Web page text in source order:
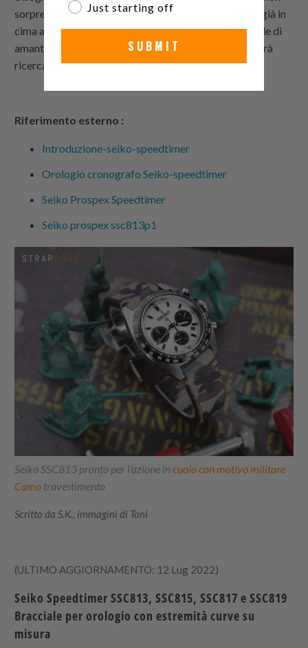
sorprende che questo nuovo Prospex Speedtimer sia già in
cima alla lista dei desideri per un numero considerevole di
amanti di Seiko. Possiamo solo immaginare quanto sarà
ricercato negli anni a venire.
Riferimento esterno :
Introduzione-seiko-speedtimer
Orologio cronografo Seiko-speedtimer
Seiko Prospex Speedtimer
Seiko prospex ssc813p1
Seiko SSC813 pronto per l'azione incuoio con motivo militare
Camo travestimento
Scritto da S.K., immagini di Toni
(ULTIMO AGGIORNAMENTO: 12 Lug 2022)
Seiko Speedtimer SSC813, SSC815, SSC817 e SSC819
Bracciale per orologio con estremità curve su
misura
Just starting off
SUBMIT